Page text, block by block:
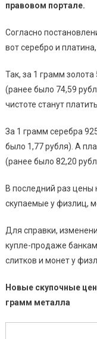
правовом портале.
Согласно
вот серебро и
Так, за 1 грамм
(ранее было 74,59
чистоте станут
За 1 грамм серебра
было 1,77 рубля). А
(ранее было 82,20
В последний раз цены
скупаемые у физлиц,
Для справки,
купле-продаже
слитков и монет у
Новые скупочные
грамм металла